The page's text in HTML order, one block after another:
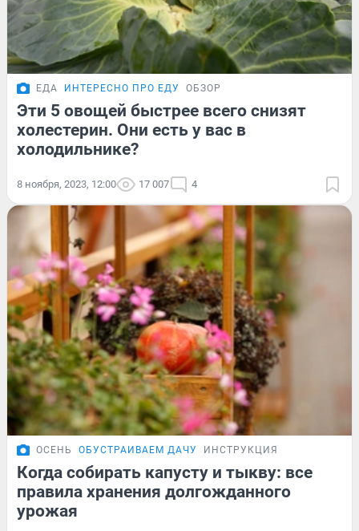
ЕДА ИНТЕРЕСНО ПРО ЕДУ ОБЗОР
Эти 5 овощей быстрее всего снизят
холестерин. Они есть у вас в
холодильнике?
8 ноября, 2023, 12:00 17 007 4
ОСЕНЬ ОБУСТРАИВАЕМ ДАЧУ ИНСТРУКЦИЯ
Когда собирать капусту и тыкву: все
правила хранения долгожданного
урожая